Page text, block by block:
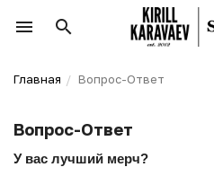
Главная Вопрос-Ответ
Вопрос-Ответ
У вас лучший мерч?